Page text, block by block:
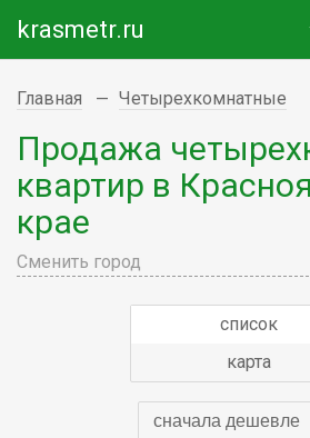
krasmetr.ru
Главная Четырехкомнатные
Продажа
квартир в
крае
Сменить город
список
карта
сначала дешевле